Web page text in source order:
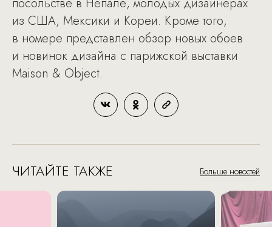
из США, Мексики и Кореи. Кроме того,
в номере представлен обзор новых обоев
и новинок дизайна с парижской выставки
Maison & Object.
ЧИТАЙТЕ ТАКЖЕ Больше новостей